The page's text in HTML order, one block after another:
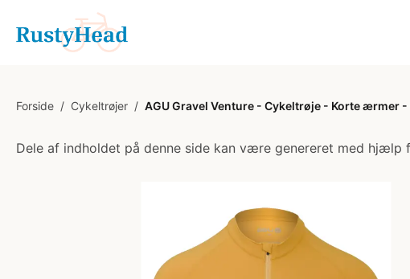
Forside / Cykeltrøjer / AGU Gravel Venture - Cykeltrøje - Korte ærmer -
Dele af indholdet på denne side kan være genereret med hjælp